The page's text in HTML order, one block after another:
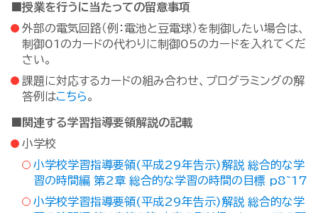
■授業を行うに当たっての留意事項
外部の電気回路（例：電池と豆電球）を制御したい場合は、
制御01のカードの代わりに制御05のカードを入れてくだ
さい。
課題に対応するカードの組み合わせ、プログラミングの解
答例はこちら。
■関連する学習指導要領解説の記載
小学校
小学校学習指導要領(平成29年告示)解説 総合的な学
習の時間編 第2章 総合的な学習の時間の目標 p8~17
小学校学習指導要領(平成29年告示)解説 総合的な学